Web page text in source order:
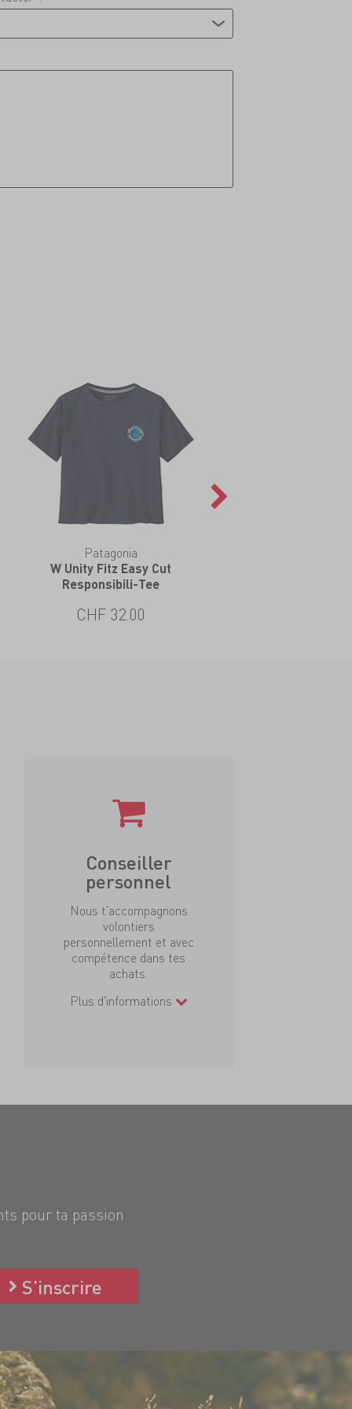
Patagonia
W Unity Fitz Easy Cut
Responsibili-Tee
CHF 32.00
Conseiller
personnel
Nous t'accompagnons
volontiers
personnellement et avec
compétence dans tes
achats.
Plus d'informations
pour ta passion
S’inscrire